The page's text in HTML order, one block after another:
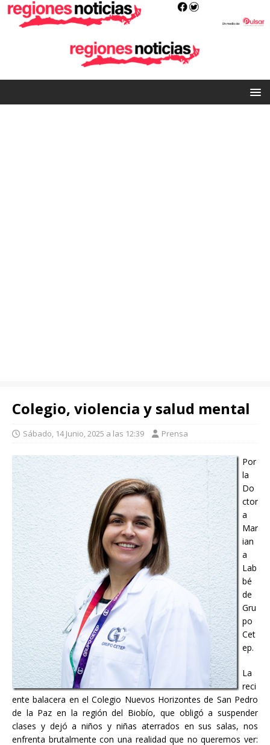
Colegio, violencia y salud mental
Sábado, 14 Junio, 2025 a las 12:39 Prensa
Por
la
Do
ctor
a
Mar
ian
a
Lab
bé
de
Gru
po
Cet
ep.
La
reci
ente balacera en el Colegio Nuevos Horizontes de San Pedro
de la Paz en la región del Biobío, que obligó a suspender
clases y dejó a niños y niñas aterrados en sus salas, nos
enfrenta brutalmente con una realidad que no queremos ver: